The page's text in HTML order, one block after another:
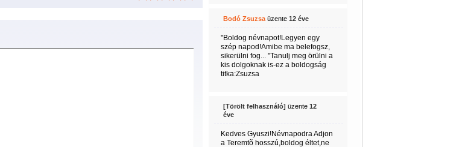
Bodó Zsuzsaüzente 12 éve
"Boldog névnapot!Legyen egy
szép napod!Amibe ma belefogsz,
sikerülni fog... "Tanulj meg örülni a
kis dolgoknak is-ez a boldogság
titka:Zsuzsa
[Törölt felhasználó] üzente 12
éve
Kedves Gyuszi!Névnapodra Adjon
a Teremtõ hosszú,boldog éltet,ne